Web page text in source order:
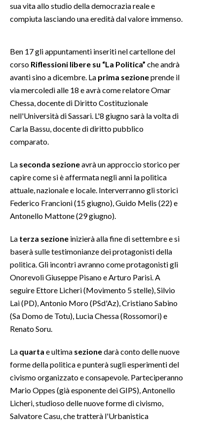
SARDEGNA TURISMO
NOTIZIE
#CARAUNIONE
3 MINUTI CON
INSULARITÀ
INFO AZIENDE
ABBONATI
NECROLOGI
SPIAGGE
sua vita allo studio della democrazia reale e
compiuta lasciando una eredità dal valore immenso.
Ben 17 gli appuntamenti inseriti nel cartellone del
corso Riflessioni libere su “La Politica” che andrà
avanti sino a dicembre. La prima sezioneprende il
via mercoledì alle 18 e avrà come relatore Omar
Chessa, docente di Diritto Costituzionale
nell'Università di Sassari. L'8 giugno sarà la volta di
Carla Bassu, docente di diritto pubblico
comparato.
La seconda sezioneavrà un approccio storico per
capire come si è affermata negli anni la politica
attuale, nazionale e locale. Interverranno gli storici
Federico Francioni (15 giugno), Guido Melis (22) e
Antonello Mattone (29 giugno).
La terza sezione inizierà alla fine di settembre e si
baserà sulle testimonianze dei protagonisti della
politica. Gli incontri avranno come protagonisti gli
Onorevoli Giuseppe Pisano e Arturo Parisi. A
seguire Ettore Licheri (Movimento 5 stelle), Silvio
Lai (PD), Antonio Moro (PSd'Az), Cristiano Sabino
(Sa Domo de Totu), Lucia Chessa (Rossomori) e
Renato Soru.
La quarta e ultima sezionedarà conto delle nuove
forme della politica e punterà sugli esperimenti del
civismo organizzato e consapevole. Parteciperanno
Mario Oppes (già esponente dei GIPS), Antonello
Licheri, studioso delle nuove forme di civismo,
Salvatore Casu, che tratterà l'Urbanistica